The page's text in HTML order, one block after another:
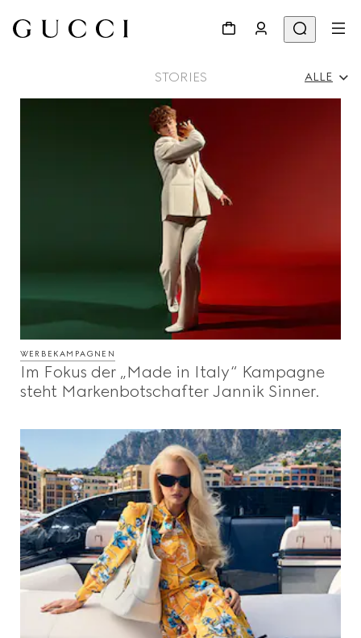
STORIES ALLE
Persönlichkeiten & Events
Beauty
Inspirationen Und Codes
Gucci Equilibrium
WERBEKAMPAGNEN
Im Fokus der „Made in Italy“ Kampagne
steht Markenbotschafter Jannik Sinner.